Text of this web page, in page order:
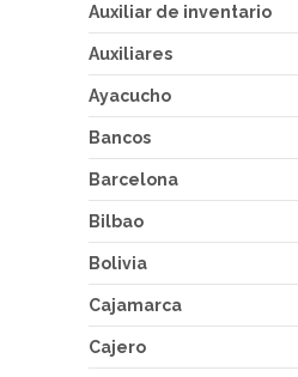
Auxiliar de inventario
Auxiliares
Ayacucho
Bancos
Barcelona
Bilbao
Bolivia
Cajamarca
Cajero